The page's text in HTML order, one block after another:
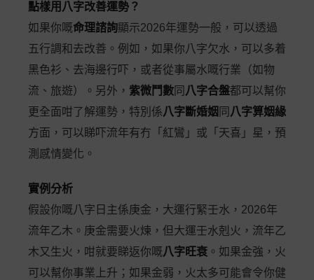
點樣用八字改善運勢？
如果你嘅命理諮詢顯示2026年運勢一般，可以透過
五行調和去改善。例如，如果你八字欠水，可以多着
黑色衫、去海邊行吓，或者從事屬水嘅行業（如物
流、旅遊）。另外， 紫微鬥數 同 八字合盤都可以幫你
更全面咁了解運勢，特別係八字斷婚姻 同 八字算姻緣
方面，可以睇吓流年有冇「紅鸞」或「天喜」星，預
測感情變化。
實例分析
假設你嘅八字日主係庚金，大運行緊壬水，2026年
流年乙木。庚金需要火煉，但大運壬水剋火，流年乙
木又生火，咁就要睇返你嘅八字旺衰 。如果金強，火
可以幫你事業上升；如果金弱，火太多可能會令你健